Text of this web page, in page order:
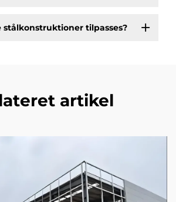
stålkonstruktioner tilpasses?
artikel